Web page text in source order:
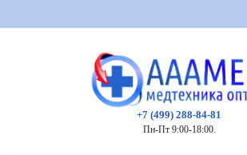
+7 (499) 288-84-81
Пн-Пт 9:00-18:00.